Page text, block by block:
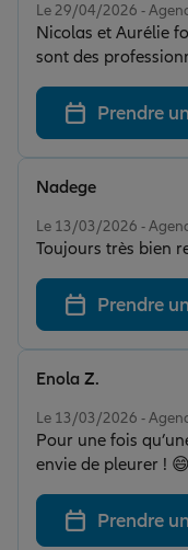
Le 29/04/2026 -
Nicolas et Aurélie
sont des
toujours prêts à
leurs assurés.
particulièrement
vous remercier
la bienveillance
nombreuses années. Être assureur demande bien sûr
des compétences,
vous en êtes un bel
professionnelle,
Prendre
Le 13/03/2026 -
Toujours très bien
Nadege
Prendre
Le 13/03/2026 -
Pour une fois
envie de pleurer !
et démarches
recommande !
Aurelie vous êtes
Enola Z.
Prendre